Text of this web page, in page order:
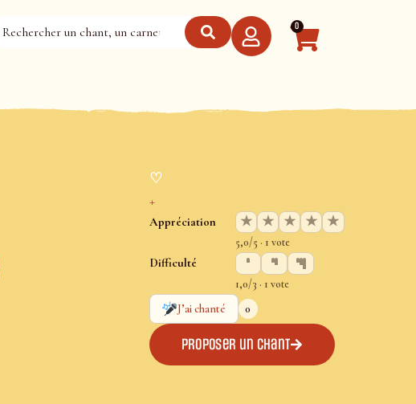
0
♡
+
Appréciation ★ ★ ★ ★ ★
5,0/5 · 1 vote
Difficulté
1,0/3 · 1 vote
J’ai chanté
0
Proposer un chant